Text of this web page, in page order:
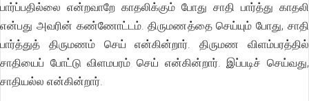
பார்ப்பதில்லை என்றவாறே காதலிக்கும் போது சாதி பார்த்து காதலி
என்பது அவரின் கண்ணோட்டம். திருமணத்தை செய்யும் போது, சாதி
பார்த்துத் திருமணம் செய் என்கின்றார். திருமண விளம்பரத்தில்
சாதியைப் போட்டு விளமபரம் செய் என்கின்றார். இப்படிச் செய்வது,
சாதியல்ல என்கின்றார்.